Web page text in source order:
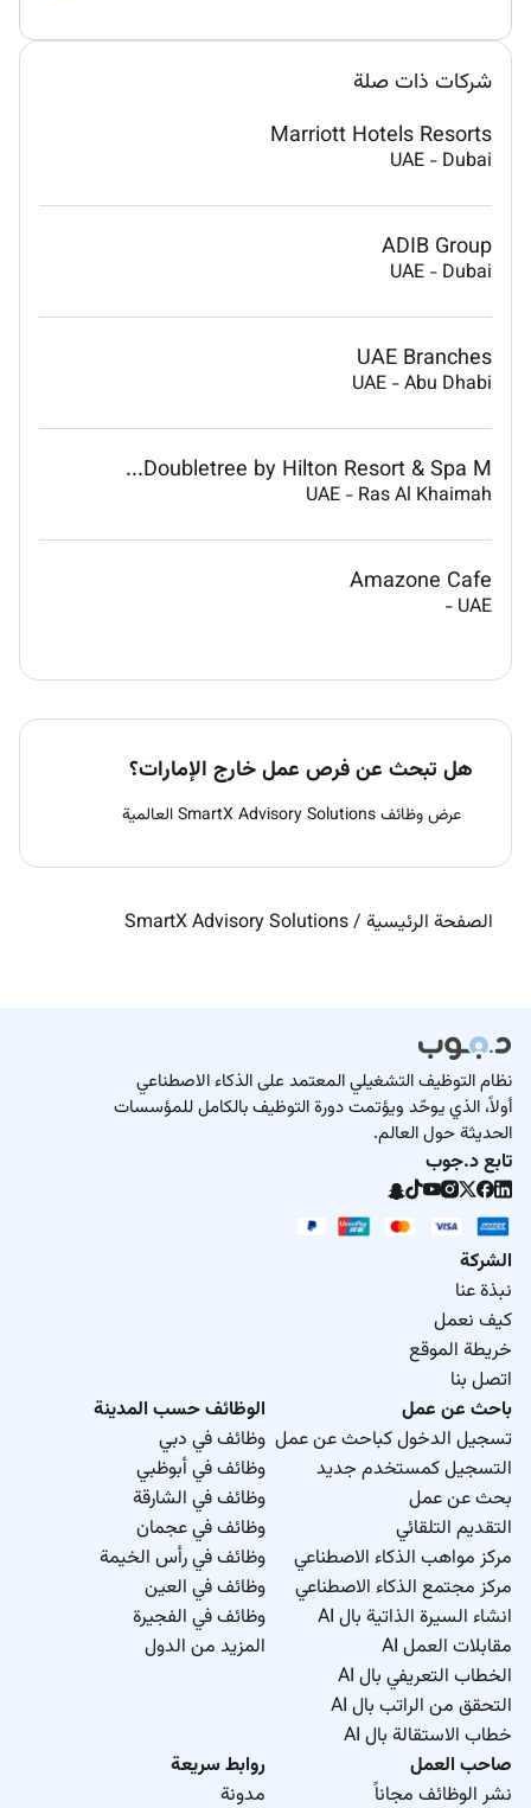
شركات ذات صلة
Marriott Hotels Resorts
UAE - Dubai
ADIB Group
UAE - Dubai
UAE Branches
UAE -Abu Dhabi
Doubletree by Hilton Resort & Spa M...
UAE - Ras Al Khaimah
Amazone Cafe
UAE
-
هل تبحث عن فرص عمل خارج الإمارات؟
عرض وظائف SmartX Advisory Solutions العالمية
الصفحة الرئيسية /
SmartX Advisory Solutions
نظام التوظيف التشغيلي المعتمد على الذكاء الاصطناعي
أولاً، الذي يوحّد ويؤتمت دورة التوظيف بالكامل للمؤسسات
الحديثة حول العالم.
تابع د.جوب
الشركة
نبذة عنا
كيف نعمل
خريطة الموقع
اتصل بنا
باحث عن عمل
تسجيل الدخول كباحث عن عمل
التسجيل كمستخدم جديد
بحث عن عمل
التقديم التلقائي
مركز مواهب الذكاء الاصطناعي
مركز مجتمع الذكاء الاصطناعي
انشاء السيرة الذاتية بال AI
مقابلات العمل AI
الخطاب التعريفي بال AI
التحقق من الراتب بال AI
خطاب الاستقالة بال AI
الوظائف حسب المدينة
وظائف في دبي
وظائف في أبوظبي
وظائف في الشارقة
وظائف في عجمان
وظائف في رأس الخيمة
وظائف في العين
وظائف في الفجيرة
المزيد من الدول
صاحب العمل
نشر الوظائف مجاناً
روابط سريعة
مدونة